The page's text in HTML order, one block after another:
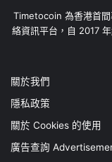
Timetocoin 為香港首間
絡資訊平台，自 2017
關於我們
隱私政策
關於 Cookies 的使用
廣告查詢